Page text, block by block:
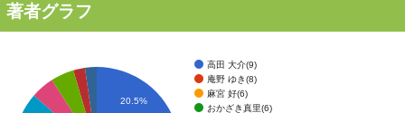
著者グラフ
高田 大介(9)
庵野 ゆき(8)
麻宮 好(6)
おかざき真里(6)
20.5%